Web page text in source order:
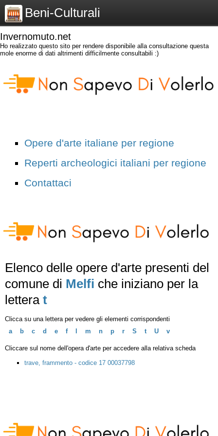
Beni-Culturali
Invernomuto.net
Ho realizzato questo sito per rendere disponibile alla consultazione questa
mole enorme di dati altrimenti difficilmente consultabili :)
Opere d'arte italiane per regione
Reperti archeologici italiani per regione
Contattaci
Elenco delle opere d'arte presenti del
comune di Melfi che iniziano per la
lettera t
Clicca su una lettera per vedere gli elementi corrispondenti
a
b c d e f m n p r S t U v
Cliccare sul nome dell'opera d'arte per accedere alla relativa scheda
trave, frammento - codice 17 00037798